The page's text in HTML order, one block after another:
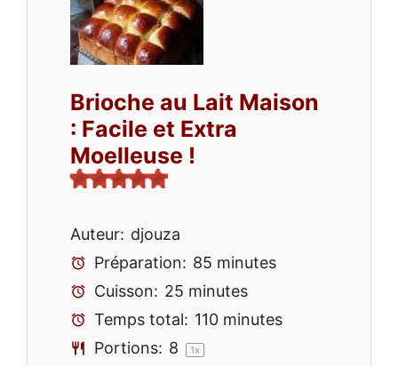
Brioche au Lait Maison
: Facile et Extra
Moelleuse !
Auteur: djouza
Préparation: 85 minutes
Cuisson: 25 minutes
Temps total: 110 minutes
Portions: 8 1x